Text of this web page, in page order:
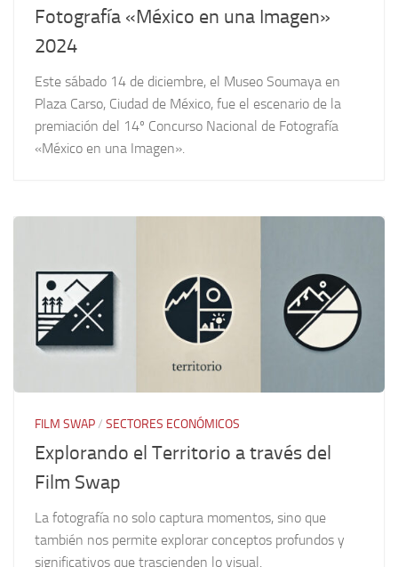
Fotografía «México en una Imagen»
2024
Este sábado 14 de diciembre, el Museo Soumaya en
Plaza Carso, Ciudad de México, fue el escenario de la
premiación del 14º Concurso Nacional de Fotografía
«México en una Imagen».
FILM SWAP/ SECTORES ECONÓMICOS
Explorando el Territorio a través del
Film Swap
La fotografía no solo captura momentos, sino que
también nos permite explorar conceptos profundos y
significativos que trascienden lo visual.